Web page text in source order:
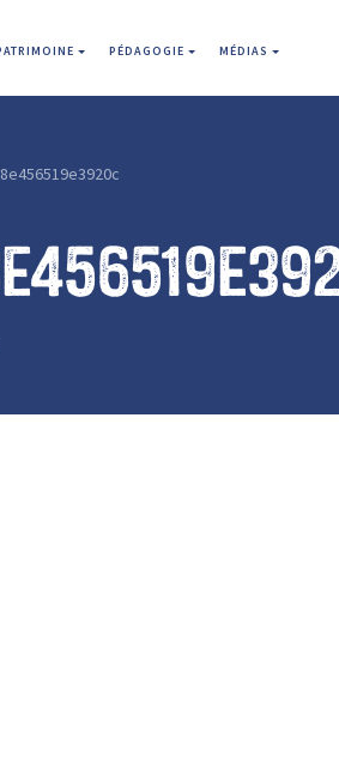
PÉDAGOGIE MÉDIAS